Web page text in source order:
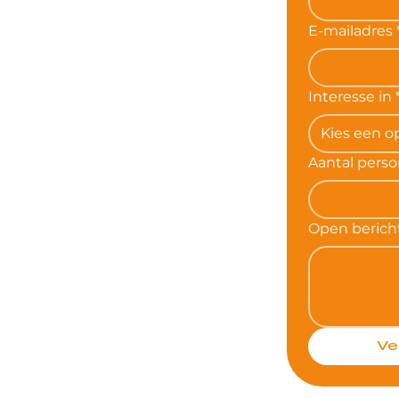
E-mailadres
Interesse in
Kies een
Aantal
Open